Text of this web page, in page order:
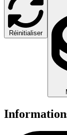
Réinitialiser